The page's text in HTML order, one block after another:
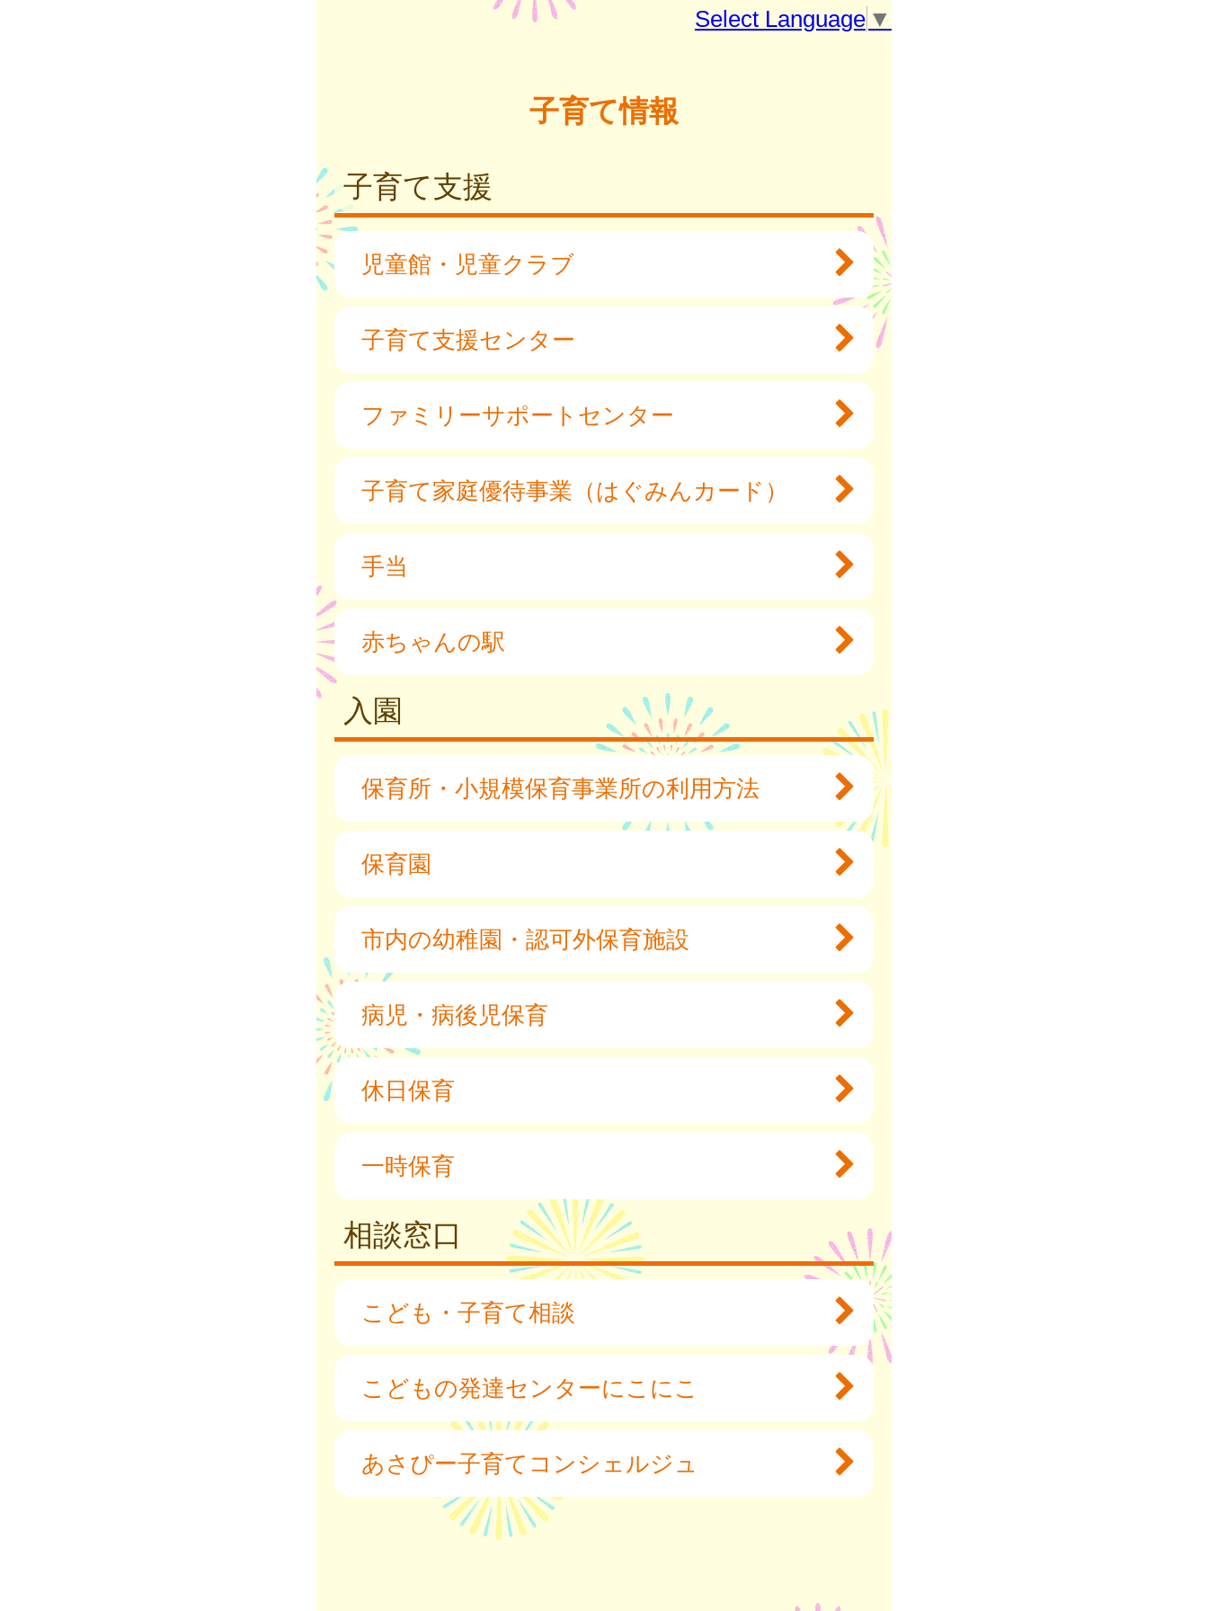
Select Language ▼
子育て情報
子育て支援
児童館・児童クラブ
子育て支援センター
ファミリーサポートセンター
子育て家庭優待事業（はぐみんカード）
手当
赤ちゃんの駅
入園
保育所・小規模保育事業所の利用方法
保育園
市内の幼稚園・認可外保育施設
病児・病後児保育
休日保育
一時保育
相談窓口
こども・子育て相談
こどもの発達センターにこにこ
あさぴー子育てコンシェルジュ